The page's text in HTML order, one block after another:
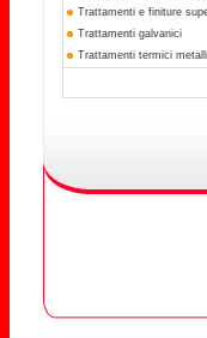
Trattamenti e finiture
Trattamenti galvanici
Trattamenti termici metalli